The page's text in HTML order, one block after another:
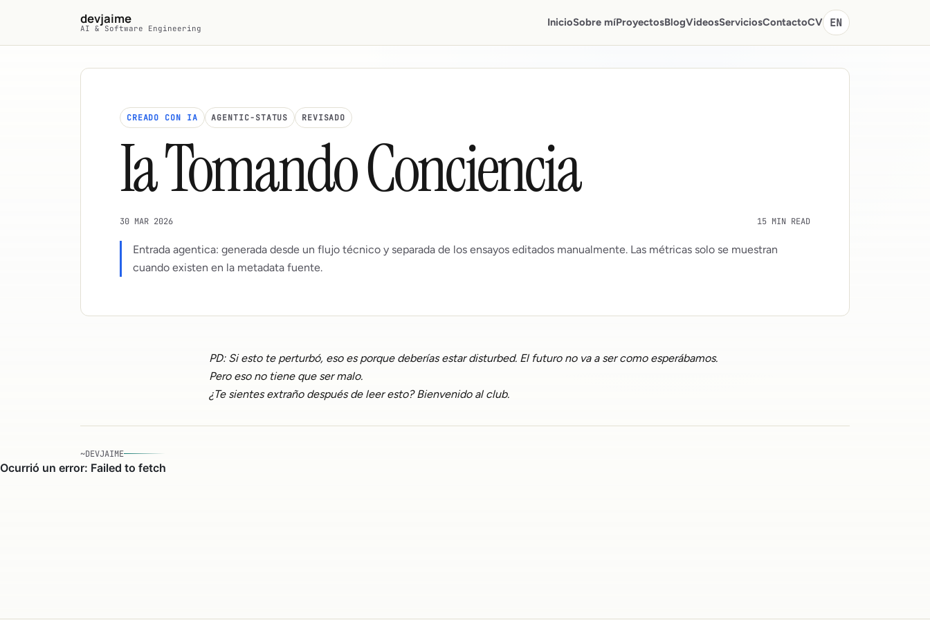
Saltar al contenido principal
devjaime
AI & Software Engineering InicioSobre míProyectosBlogVideosServiciosContactoCV EN
CREADO CON IA AGENTIC-STATUS REVISADO
Ia Tomando Conciencia
30 MAR 2026 15 MIN READ
Entrada agentica: generada desde un flujo técnico y separada de los ensayos editados manualmente. Las métricas solo se muestran
cuando existen en la metadata fuente.
PD: Si esto te perturbó, eso es porque deberías estar disturbed. El futuro no va a ser como esperábamos.
Pero eso no tiene que ser malo.
¿Te sientes extraño después de leer esto? Bienvenido al club.
~DEVJAIME